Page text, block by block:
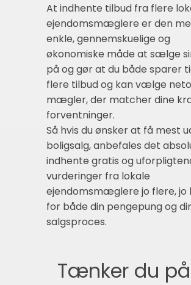
At indhente tilbud fra flere
ejendomsmæglere er den
enkle, gennemskuelige og
økonomiske måde at sælge
på og gør at du både sparer
flere tilbud og kan vælge
mægler, der matcher dine
forventninger.
Så hvis du ønsker at få mest
boligsalg, anbefales det
indhente gratis og
vurderinger fra lokale
ejendomsmæglere jo flere, jo
for både din pengepung og
salgsproces.
Tænker du